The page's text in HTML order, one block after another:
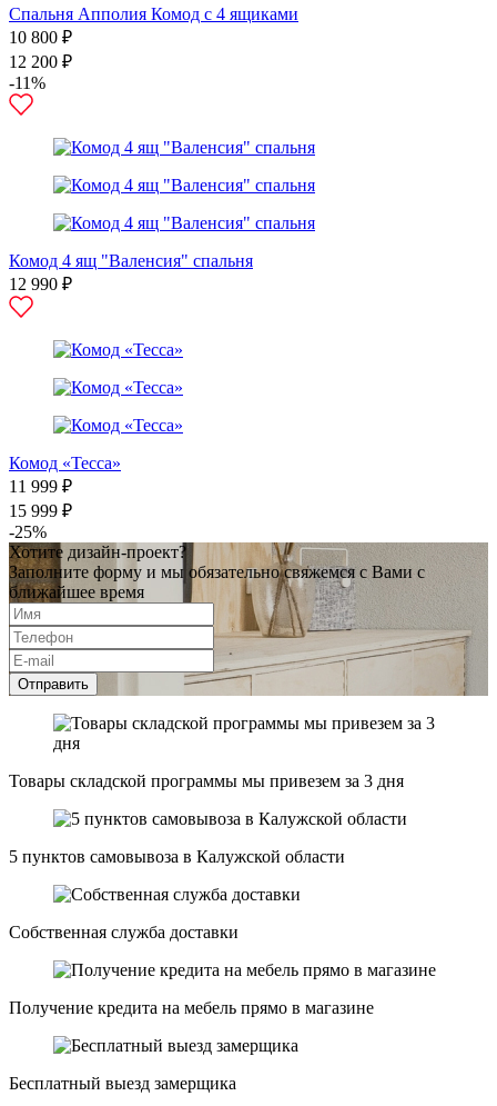
Спальня Апполия Комод с 4 ящиками
10 800 ₽
12 200 ₽
-11%
Комод 4 ящ "Валенсия" спальня
12 990 ₽
Комод «Тесса»
11 999 ₽
15 999 ₽
-25%
Хотите дизайн-проект?
Заполните форму и мы обязательно свяжемся с Вами с
ближайшее время
Отправить
Товары складской программы мы привезем за 3 дня
5 пунктов самовывоза в Калужской области
Собственная служба доставки
Получение кредита на мебель прямо в магазине
Бесплатный выезд замерщика